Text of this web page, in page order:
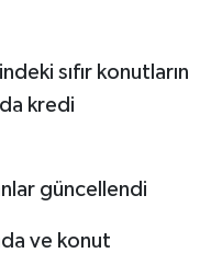
sıfır konutların
kredi
güncellendi
ve konut